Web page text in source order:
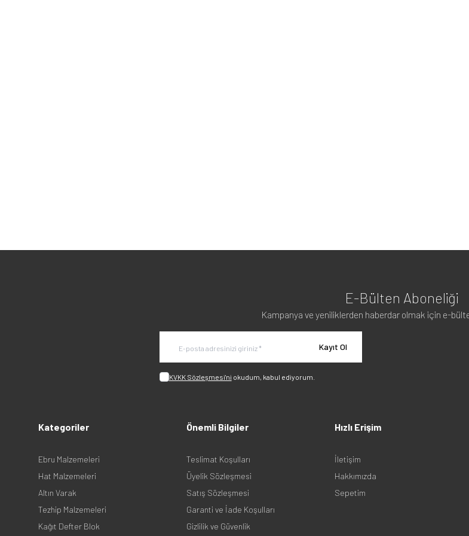
E-Bülten Aboneliği
Kampanya ve yeniliklerden haberdar olmak için e-
Kayıt Ol
KVKK Sözleşmesi'ni okudum, kabul ediyorum.
Kategoriler
Ebru Malzemeleri
Hat Malzemeleri
Altın Varak
Tezhip Malzemeleri
Kağıt Defter Blok
Önemli Bilgiler
Teslimat Koşulları
Üyelik Sözleşmesi
Satış Sözleşmesi
Garanti ve İade Koşulları
Gizlilik ve Güvenlik
Hızlı Erişim
İletişim
Hakkımızda
Sepetim